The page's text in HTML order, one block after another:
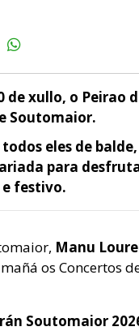
de xullo, o Peirao
Soutomaior.
eles de
para
festivo.
Manu
os Concertos
Soutomaior